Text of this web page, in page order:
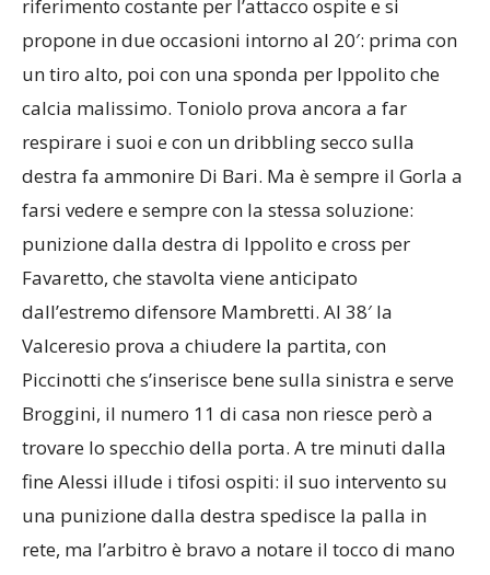
riferimento costante per l’attacco ospite e si
propone in due occasioni intorno al 20′: prima con
un tiro alto, poi con una sponda per Ippolito che
calcia malissimo. Toniolo prova ancora a far
respirare i suoi e con un dribbling secco sulla
destra fa ammonire Di Bari. Ma è sempre il Gorla a
farsi vedere e sempre con la stessa soluzione:
punizione dalla destra di Ippolito e cross per
Favaretto, che stavolta viene anticipato
dall’estremo difensore Mambretti. Al 38′ la
Valceresio prova a chiudere la partita, con
Piccinotti che s’inserisce bene sulla sinistra e serve
Broggini, il numero 11 di casa non riesce però a
trovare lo specchio della porta. A tre minuti dalla
fine Alessi illude i tifosi ospiti: il suo intervento su
una punizione dalla destra spedisce la palla in
rete, ma l’arbitro è bravo a notare il tocco di mano